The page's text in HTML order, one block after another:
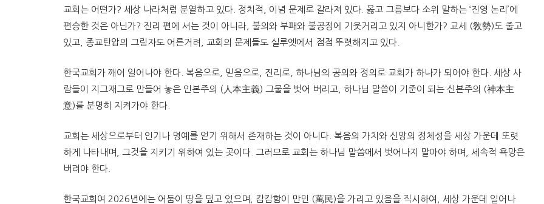
교회는 어떤가? 세상 나라처럼 분열하고 있다. 정치적, 이념 문제로 갈라져 있다. 옳고 그름보다 소위 말하는 ‘진영 논리’에
편승한 것은 아닌가? 진리 편에 서는 것이 아니라, 불의와 부패와 불공정에 기웃거리고 있지 아니한가? 교세 (敎勢)도 줄고
있고, 종교탄압의 그림자도 어른거려, 교회의 문제들도 실루엣에서 점점 뚜렷해지고 있다.
한국교회가 깨어 일어나야 한다. 복음으로, 믿음으로, 진리로, 하나님의 공의와 정의로 교회가 하나가 되어야 한다. 세상 사
람들이 지그재그로 만들어 놓은 인본주의 (人本主義) 그물을 벗어 버리고, 하나님 말씀이 기준이 되는 신본주의 (神本主
意)를 분명히 지켜가야 한다.
교회는 세상으로부터 인기나 명예를 얻기 위해서 존재하는 것이 아니다. 복음의 가치와 신앙의 정체성을 세상 가운데 또렷
하게 나타내며, 그것을 지키기 위하여 있는 곳이다. 그러므로 교회는 하나님 말씀에서 벗어나지 말아야 하며, 세속적 욕망은
버려야 한다.
한국교회여 2026년에는 어둠이 땅을 덮고 있으며, 캄캄함이 만민 (萬民)을 가리고 있음을 직시하여, 세상 가운데 일어나